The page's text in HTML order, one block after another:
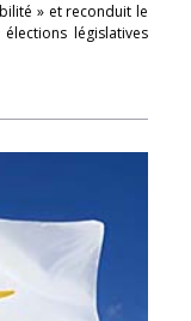
» et reconduit le
législatives